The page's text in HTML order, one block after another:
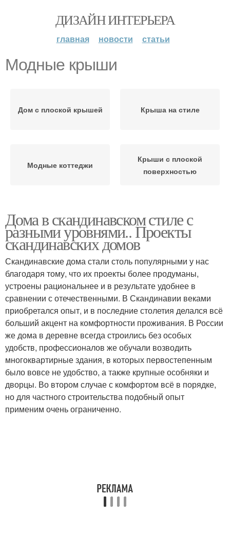
ДИЗАЙН ИНТЕРЬЕРА
главная новости статьи
Модные крыши
Дом с плоской крышей Крыша на стиле
Модные коттеджи
Крыши с плоской
поверхностью
Дома в скандинавском стиле с
разными уровнями.. Проекты
скандинавских домов
Скандинавские дома стали столь популярными у нас
благодаря тому, что их проекты более продуманы,
устроены рациональнее и в результате удобнее в
сравнении с отечественными. В Скандинавии веками
приобретался опыт, и в последние столетия делался всё
больший акцент на комфортности проживания. В России
же дома в деревне всегда строились без особых
удобств, профессионалов же обучали возводить
многоквартирные здания, в которых первостепенным
было вовсе не удобство, а также крупные особняки и
дворцы. Во втором случае с комфортом всё в порядке,
но для частного строительства подобный опыт
применим очень ограниченно.